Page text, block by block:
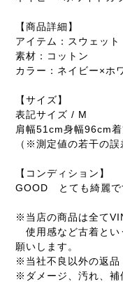
【商品詳細】
アイテム：スウェット
素材：コットン
カラー：ネイビー×ホ
【サイズ】
表記サイズ / M
肩幅51cm身幅96cm
（※測定値の若干の誤
【コンディション】
GOOD とても綺麗で
※当店の商品は全て
使用感など古着とい
願いします。
※当社不良以外の返品
※ダメージ、汚れ、補